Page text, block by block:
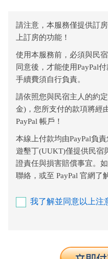
請注意，本服務僅提供訂
上訂房的功能！
使用本服務前，必須與民
同意後，才能使用PayPal
手續費須自行負責。
請依照您與民宿主人的約
金)，您所支付的款項將經
PayPal 帳戶！
本線上付款均由PayPal負
遊墾丁(UUKT)僅提供民宿
證責任與損害賠償事宜。
聯絡，或至 PayPal 官網了
我了解並同意以上注